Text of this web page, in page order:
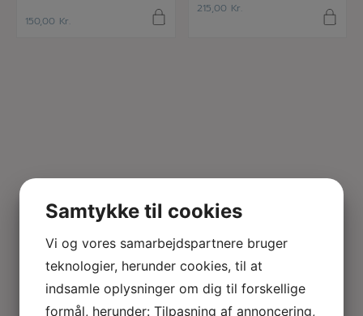
150,00 Kr.
215,00 Kr.
Samtykke til cookies
Vi og vores samarbejdspartnere bruger
teknologier, herunder cookies, til at
indsamle oplysninger om dig til forskellige
formål, herunder: Tilpasning af annoncering,